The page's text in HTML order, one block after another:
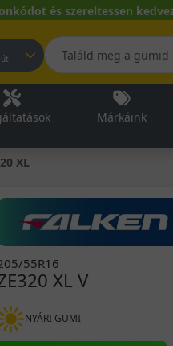
és szereltessen
út
Márkáink
XL
XL V
55R16
NYÁRI GUMI